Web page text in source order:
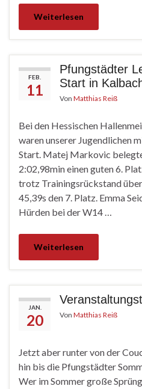
Weiterlesen
FEB.
11
Pfungstädter
Start in
Von Matthias Reiß
Bei den Hessischen
waren unserer Jugendlichen
Start. Matej Markovic
2:02,98min einen guten 6.
trotz Trainingsrückstand
45,39s den 7. Platz. Emma
Hürden bei der W14 …
Weiterlesen
JAN.
20 Von Matthias Reiß
Jetzt aber runter von der
hin bis die Pfungstädter
Wer im Sommer große